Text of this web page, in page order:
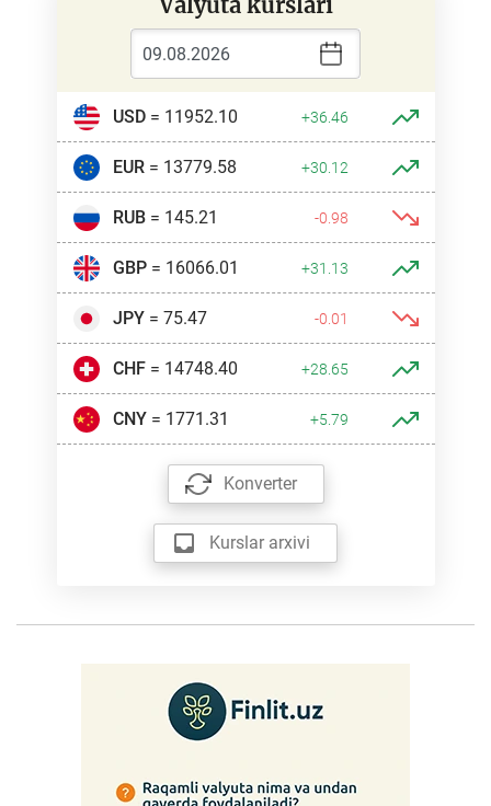
USD= 11952.10 +36.46
EUR= 13779.58 +30.12
RUB= 145.21 -0.98
GBP= 16066.01 +31.13
JPY= 75.47 -0.01
CHF= 14748.40 +28.65
CNY= 1771.31 +5.79
Konverter
Kurslar arxivi